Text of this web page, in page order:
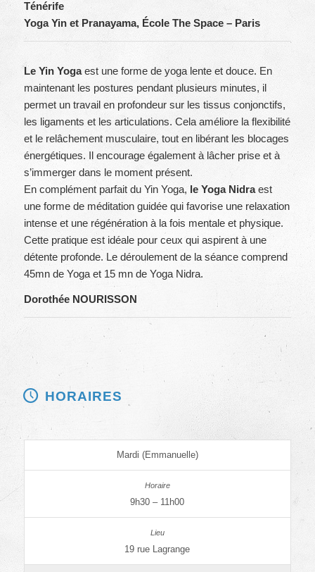
Ténérife
Yoga Yin et Pranayama, École The Space – Paris
Le Yin Yogaest une forme de yoga lente et douce. En
maintenant les postures pendant plusieurs minutes, il
permet un travail en profondeur sur les tissus conjonctifs,
les ligaments et les articulations. Cela améliore la flexibilité
et le relâchement musculaire, tout en libérant les blocages
énergétiques. Il encourage également à lâcher prise et à
s’immerger dans le moment présent.
En complément parfait du Yin Yoga, le Yoga Nidraest
une forme de méditation guidée qui favorise une relaxation
intense et une régénération à la fois mentale et physique.
Cette pratique est idéale pour ceux qui aspirent à une
détente profonde. Le déroulement de la séance comprend
45mn de Yoga et 15 mn de Yoga Nidra.
Dorothée NOURISSON
HORAIRES
Mardi (Emmanuelle)
9h30 – 11h00
19 rue Lagrange